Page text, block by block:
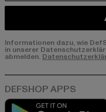
Informationen dazu, wie
in unserer
abmelden.